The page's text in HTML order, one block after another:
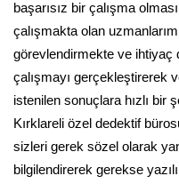
başarısız bir çalışma
çalışmakta olan
görevlendirmekte ve ihtiyaç
çalışmayı gerçekleştirerek
istenilen sonuçlara hızlı bir
Kırklareli özel dedektif
sizleri gerek sözel olarak
bilgilendirerek gerekse